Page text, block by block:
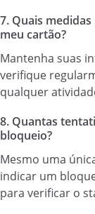
7. Quais
meu cartão?
Mantenha suas
verifique
qualquer
8. Quantas
bloqueio?
Mesmo uma
indicar um
para verificar o